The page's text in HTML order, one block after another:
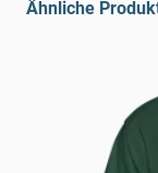
Ähnliche